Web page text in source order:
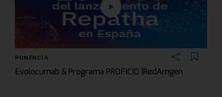
PONENCIA
Evolocumab & Programa PROFICIO |RedAmgen